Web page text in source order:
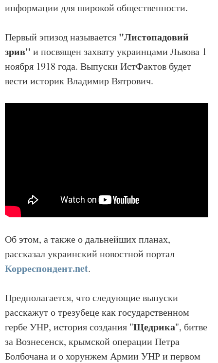
информации для широкой общественности.
Первый эпизод называется "Листопадовий
зрив" и посвящен захвату украинцами Львова 1
ноября 1918 года. Выпуски ИстФактов будет
вести историк Владимир Вятрович.
Об этом, а также о дальнейших планах,
рассказал украинский новостной портал
Корреспондент.net.
Предполагается, что следующие выпуски
расскажут о трезубеце как государственном
гербе УНР, история создания "Щедрика", битве
за Вознесенск, крымской операции Петра
Болбочана и о хорунжем Армии УНР и первом